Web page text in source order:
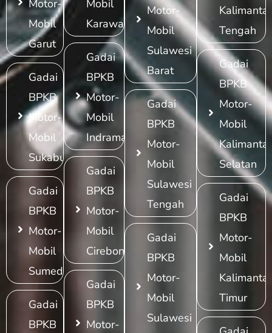
Motor-
Mobil
Garut
Gadai
BPKB
Motor-
Mobil
Sukabumi
Gadai
BPKB
Motor-
Mobil
Sumedang
Gadai
BPKB
Mobil
Karawang
Gadai
BPKB
Motor-
Mobil
Indramayu
Gadai
BPKB
Motor-
Mobil
Cirebon
Gadai
BPKB
Motor-
Motor-
Mobil
Sulawesi
Barat
Gadai
BPKB
Motor-
Mobil
Sulawesi
Tengah
Gadai
BPKB
Motor-
Mobil
Sulawesi
Tengah
Gadai
BPKB
Motor-
Mobil
Selatan
Gadai
BPKB
Motor-
Mobil
Timur